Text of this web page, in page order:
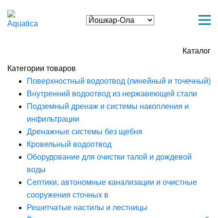
Каталог
Категории товаров
Поверхностный водоотвод (линейный и точечный)
Внутренний водоотвод из нержавеющей стали
Подземный дренаж и системы накопления и
инфильтрации
Дренажные системы без щебня
Кровельный водоотвод
Оборудование для очистки талой и дождевой
воды
Септики, автономные канализации и очистные
сооружения сточных в
Решетчатые настилы и лестницы